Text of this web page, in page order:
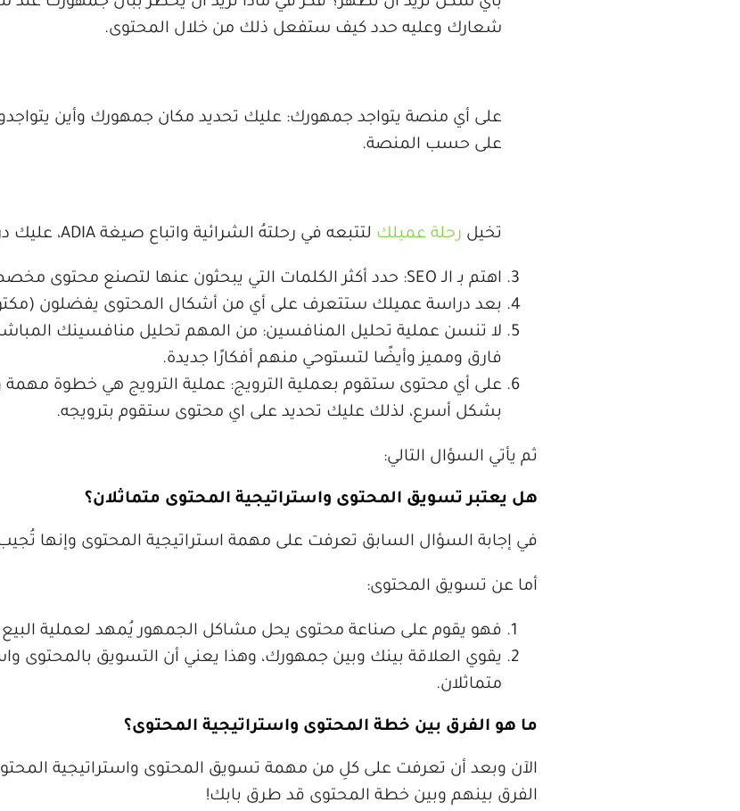
شعارك وعليه حدد كيف ستفعل ذلك من خلال المحتوى.
على أي منصة يتواجد جمهورك: عليك تحديد مكان جمهورك وأين
على حسب المنصة.
تخيل رحلة عميلك لتتبعه في رحلتهُ الشرائية واتباع صيغة ADIA، عليك دراسة عميلك جيدًا،
اهتم بـ الـ SEO: حدد أكثر الكلمات التي يبحثون عنها لتصنع محتوى مخصص لهم.
بعد دراسة عميلك ستتعرف على أي من أشكال المحتوى يفضلون
لا تنسن عملية تحليل المنافسين: من المهم تحليل منافسينك
فارق ومميز وأيضًا لتستوحي منهم أفكارًا جديدة.
على أي محتوى ستقوم بعملية الترويج: عملية الترويج هي خطوة
بشكل أسرع، لذلك عليك تحديد على اي محتوى ستقوم بترويجه.
ثم يأتي السؤال التالي:
هل يعتبر تسويق المحتوى واستراتيجية المحتوى متماثلان؟
في إجابة السؤال السابق تعرفت على مهمة استراتيجية المحتوى وإنها
أما عن تسويق المحتوى:
فهو يقوم على صناعة محتوى يحل مشاكل الجمهور يُمهد لعملية البيع
يقوي العلاقة بينك وبين جمهورك، وهذا يعني أن التسويق بالمحتوى
متماثلان.
ما هو الفرق بين خطة المحتوى واستراتيجية المحتوى؟
الآن وبعد أن تعرفت على كلِ من مهمة تسويق المحتوى واستراتيجية
الفرق بينهم وبين خطة المحتوى قد طرق بابك!